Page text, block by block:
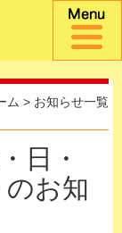
ム > お知らせ一覧
日・
お知